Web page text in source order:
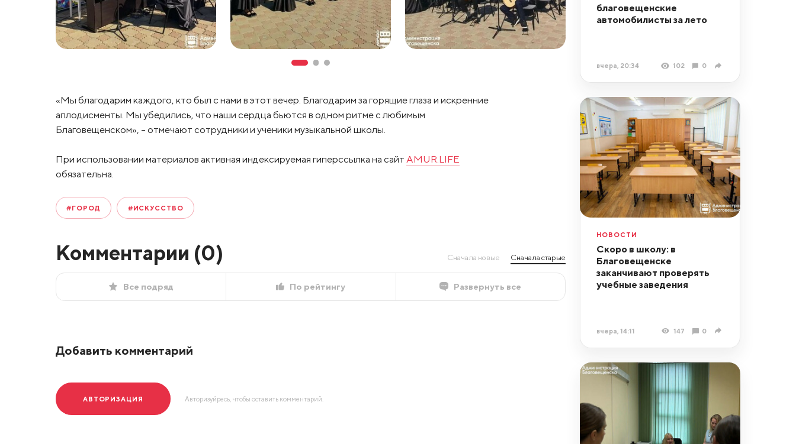
«Мы благодарим каждого, кто был с нами в этот вечер. Благодарим за горящие глаза и искренние
аплодисменты. Мы убедились, что наши сердца бьются в одном ритме с любимым
Благовещенском», – отмечают сотрудники и ученики музыкальной школы.
При использовании материалов активная индексируемая гиперссылка на сайт AMUR.LIFE
обязательна.
#ГОРОД #ИСКУССТВО
Комментарии (0) Сначала новые Сначала старые
Все подряд По рейтингу Развернуть все
Добавить комментарий
АВТОРИЗАЦИЯ Авторизуйресь, чтобы оставить комментарий.
благовещенские
автомобилисты за лето
вчера, 20:34 102 0
НОВОСТИ
Скоро в школу: в
Благовещенске
заканчивают проверять
учебные заведения
вчера, 14:11 147 0